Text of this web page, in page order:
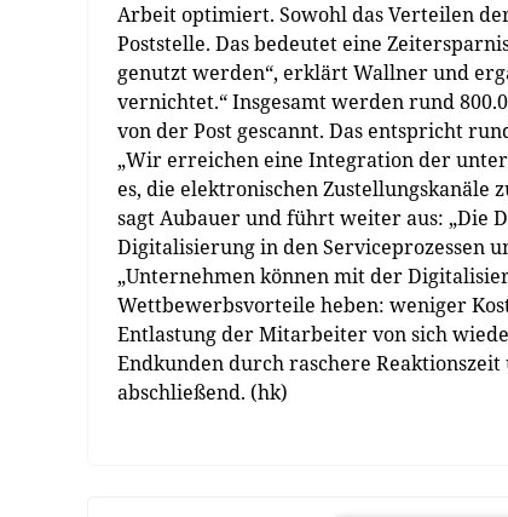
Arbeit optimiert. Sowohl das Verteilen
Poststelle. Das bedeutet eine
genutzt werden“, erklärt Wallner und
vernichtet.“ Insgesamt werden rund
von der Post gescannt. Das entspricht
„Wir erreichen eine Integration der
es, die elektronischen Zustellungskanäle
sagt Aubauer und führt weiter aus: „Die
Digitalisierung in den Serviceprozessen
„Unternehmen können mit der
Wettbewerbsvorteile heben: weniger
Entlastung der Mitarbeiter von sich
Endkunden durch raschere Reaktionszeit
abschließend. (hk)